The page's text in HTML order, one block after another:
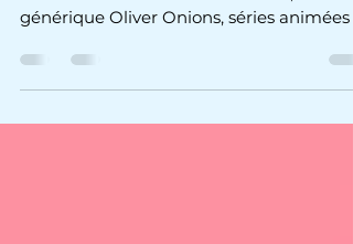
De TF1 en 1976 à Prime Video en 2026,
générique Oliver Onions, séries animées
figurine Big Jim, cinquante ans de Tigre